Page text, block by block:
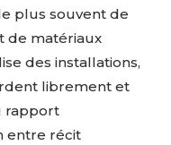
plus souvent de
de matériaux
des installations,
librement et
rapport
entre récit